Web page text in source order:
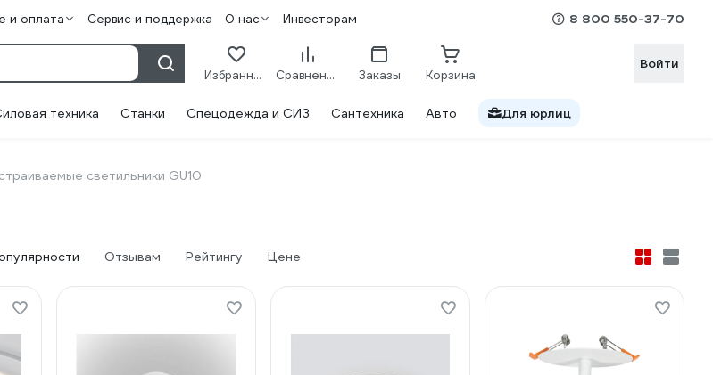
и оплата Сервис и поддержка О нас Инвесторам 8 800 550-37-70
Избранное Сравнение Заказы Корзина
Войти
техника Станки Спецодежда и СИЗ Сантехника Авто Для юрлиц
светильники GU10
Отзывам Рейтингу Цене